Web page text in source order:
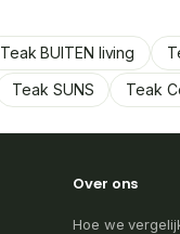
Teak BUITEN living
Teak SUNS Teak
Over ons
Hoe we